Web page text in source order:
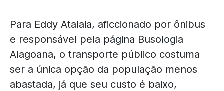
Para Eddy Atalaia, aficcionado por ônibus
e responsável pela página Busologia
Alagoana, o transporte público costuma
ser a única opção da população menos
abastada, já que seu custo é baixo,